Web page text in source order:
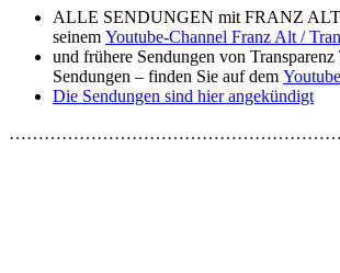
ALLE SENDUNGEN mit FRANZ ALT
seinem Youtube-Channel Franz Alt /
und frühere Sendungen von
Sendungen – finden Sie auf dem
Die Sendungen sind hier angekündigt